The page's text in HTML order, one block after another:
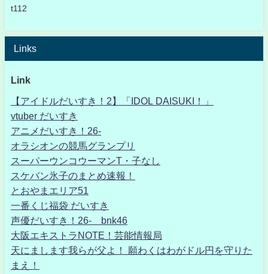
t112
Links
Link
【アイドルだいすき！2】「IDOL DAISUKI！」
vtuber だいすき
アニメだいすき！26-
オラシオンの競馬グランプリ
スーパーウンコウーマンT・子なし
スケバン氷子のまとめ速報！
とおやまエリア51
一番くじ福袋 だいすき
声優だいすき！26- bnk46
大阪エキストラNOTE！芸能情報局
天にまします我らが父よ！ 願わくはわがドル円を守りた
まえ！